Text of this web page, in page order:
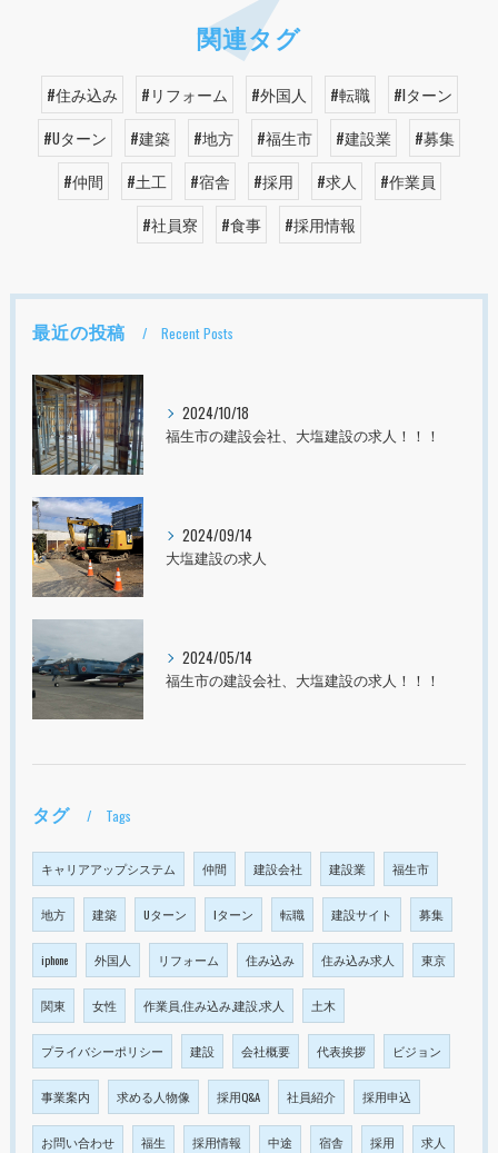
関連タグ
#住み込み #リフォーム #外国人 #転職
#Iターン
#Uターン
#建築 #地方 #福生市 #建設業
#募集
#仲間
#土工 #宿舎 #採用 #求人
#作業員
#社員寮
#食事 #採用情報
最近の投稿 Recent Posts
2024/10/18
福生市の建設会社、大塩建設の求人！！！
2024/09/14
大塩建設の求人
2024/05/14
福生市の建設会社、大塩建設の求人！！！
タグ Tags
キャリアアップシステム 仲間 建設会社 建設業 福生市
地方 建築 Uターン Iターン 転職 建設サイト 募集
iphone 外国人 リフォーム 住み込み 住み込み求人 東京
関東 女性 作業員,住み込み,建設,求人 土木
プライバシーポリシー 建設 会社概要 代表挨拶 ビジョン
事業案内 求める人物像 採用Q&A 社員紹介 採用申込
お問い合わせ 福生 採用情報 中途 宿舎 採用 求人